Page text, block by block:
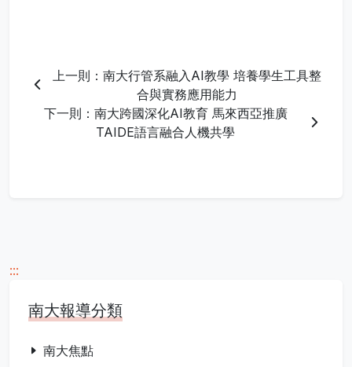
上一則：南大行管系融入AI教學 培養學生工具整
合與實務應用能力
下一則：南大跨國深化AI教育 馬來西亞推廣
TAIDE語言融合人機共學
:::
南大報導分類
南大焦點